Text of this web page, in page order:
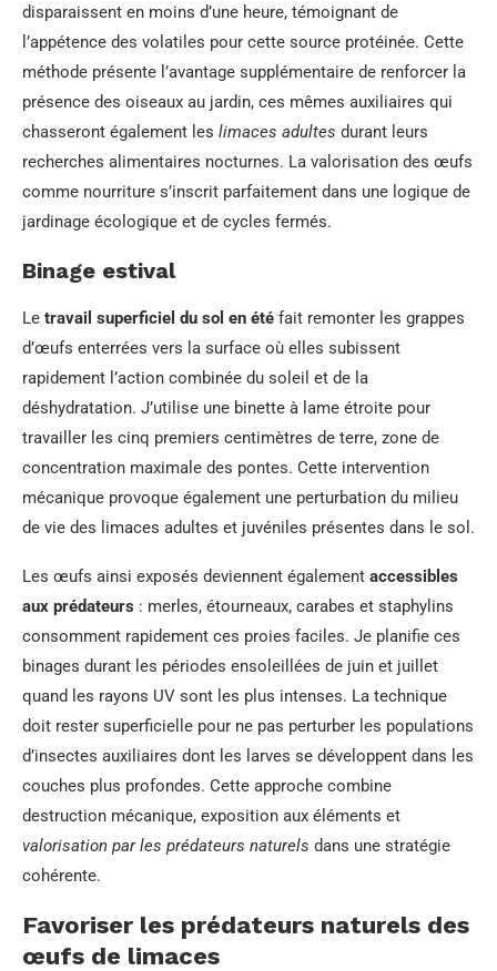
disparaissent en moins d’une heure, témoignant de
l’appétence des volatiles pour cette source protéinée. Cette
méthode présente l’avantage supplémentaire de renforcer la
présence des oiseaux au jardin, ces mêmes auxiliaires qui
chasseront également les limaces adultes durant leurs
recherches alimentaires nocturnes. La valorisation des œufs
comme nourriture s’inscrit parfaitement dans une logique de
jardinage écologique et de cycles fermés.
Binage estival
Le travail superficiel du sol en été fait remonter les grappes
d’œufs enterrées vers la surface où elles subissent
rapidement l’action combinée du soleil et de la
déshydratation. J’utilise une binette à lame étroite pour
travailler les cinq premiers centimètres de terre, zone de
concentration maximale des pontes. Cette intervention
mécanique provoque également une perturbation du milieu
de vie des limaces adultes et juvéniles présentes dans le sol.
Les œufs ainsi exposés deviennent également accessibles
aux prédateurs : merles, étourneaux, carabes et staphylins
consomment rapidement ces proies faciles. Je planifie ces
binages durant les périodes ensoleillées de juin et juillet
quand les rayons UV sont les plus intenses. La technique
doit rester superficielle pour ne pas perturber les populations
d’insectes auxiliaires dont les larves se développent dans les
couches plus profondes. Cette approche combine
destruction mécanique, exposition aux éléments et
valorisation par les prédateurs naturels dans une stratégie
cohérente.
Favoriser les prédateurs naturels des
œufs de limaces